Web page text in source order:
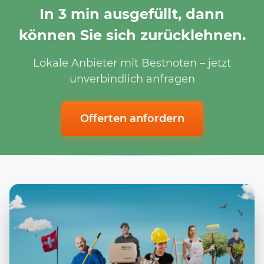
In 3 min ausgefüllt, dann
können Sie sich zurücklehnen.
Lokale Anbieter mit Bestnoten – jetzt
unverbindlich anfragen
Offerten anfordern